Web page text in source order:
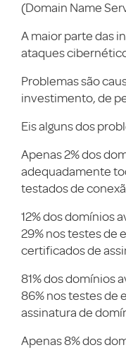
(Domain Name
A maior parte das
ataques
Problemas são
investimento, de
Eis alguns dos
Apenas 2% dos
adequadamente
testados de
12% dos domínios
29% nos testes de
certificados de
81% dos domínios
86% nos testes de
assinatura de
Apenas 8% dos